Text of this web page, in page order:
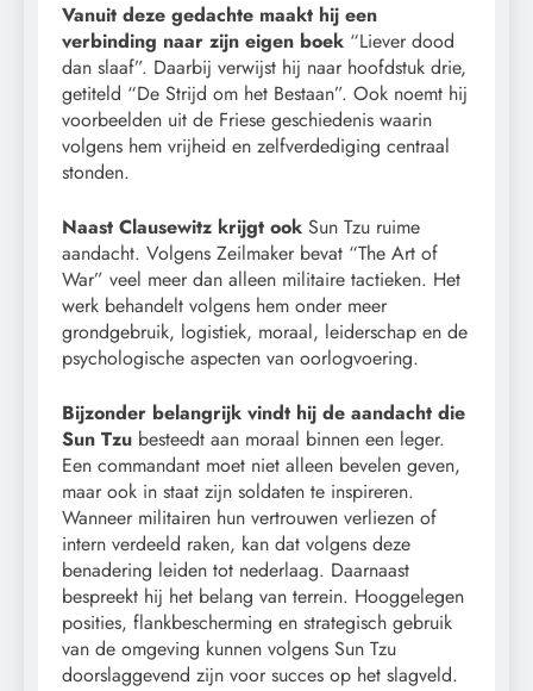
Vanuit deze gedachte maakt hij een
verbinding naar zijn eigen boek “Liever dood
dan slaaf”. Daarbij verwijst hij naar hoofdstuk drie,
getiteld “De Strijd om het Bestaan”. Ook noemt hij
voorbeelden uit de Friese geschiedenis waarin
volgens hem vrijheid en zelfverdediging centraal
stonden.
Naast Clausewitz krijgt ook Sun Tzu ruime
aandacht. Volgens Zeilmaker bevat “The Art of
War” veel meer dan alleen militaire tactieken. Het
werk behandelt volgens hem onder meer
grondgebruik, logistiek, moraal, leiderschap en de
psychologische aspecten van oorlogvoering.
Bijzonder belangrijk vindt hij de aandacht die
Sun Tzu besteedt aan moraal binnen een leger.
Een commandant moet niet alleen bevelen geven,
maar ook in staat zijn soldaten te inspireren.
Wanneer militairen hun vertrouwen verliezen of
intern verdeeld raken, kan dat volgens deze
benadering leiden tot nederlaag. Daarnaast
bespreekt hij het belang van terrein. Hooggelegen
posities, flankbescherming en strategisch gebruik
van de omgeving kunnen volgens Sun Tzu
doorslaggevend zijn voor succes op het slagveld.